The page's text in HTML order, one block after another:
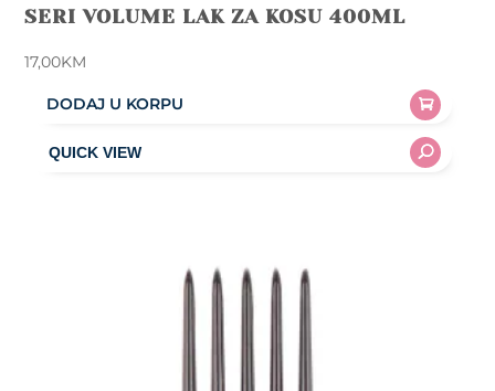
SERI VOLUME LAK ZA KOSU 400ML
17,00KM
DODAJ U KORPU